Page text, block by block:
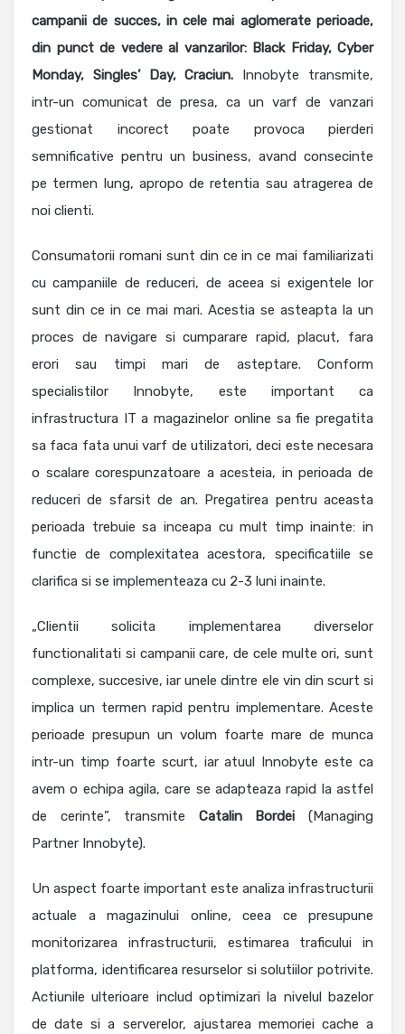
campanii de succes, in cele mai aglomerate perioade,
din punct de vedere al vanzarilor: Black Friday, Cyber
Monday, Singles’ Day, Craciun. Innobyte transmite,
intr-un comunicat de presa, ca un varf de vanzari
gestionat incorect poate provoca pierderi
semnificative pentru un business, avand consecinte
pe termen lung, apropo de retentia sau atragerea de
noi clienti.
Consumatorii romani sunt din ce in ce mai familiarizati
cu campaniile de reduceri, de aceea si exigentele lor
sunt din ce in ce mai mari. Acestia se asteapta la un
proces de navigare si cumparare rapid, placut, fara
erori sau timpi mari de asteptare. Conform
specialistilor Innobyte, este important ca
infrastructura IT a magazinelor online sa fie pregatita
sa faca fata unui varf de utilizatori, deci este necesara
o scalare corespunzatoare a acesteia, in perioada de
reduceri de sfarsit de an. Pregatirea pentru aceasta
perioada trebuie sa inceapa cu mult timp inainte: in
functie de complexitatea acestora, specificatiile se
clarifica si se implementeaza cu 2-3 luni inainte.
„Clientii solicita implementarea diverselor
functionalitati si campanii care, de cele multe ori, sunt
complexe, succesive, iar unele dintre ele vin din scurt si
implica un termen rapid pentru implementare. Aceste
perioade presupun un volum foarte mare de munca
intr-un timp foarte scurt, iar atuul Innobyte este ca
avem o echipa agila, care se adapteaza rapid la astfel
de cerinte”, transmite Catalin Bordei (Managing
Partner Innobyte).
Un aspect foarte important este analiza infrastructurii
actuale a magazinului online, ceea ce presupune
monitorizarea infrastructurii, estimarea traficului in
platforma, identificarea resurselor si solutiilor potrivite.
Actiunile ulterioare includ optimizari la nivelul bazelor
de date si a serverelor, ajustarea memoriei cache a